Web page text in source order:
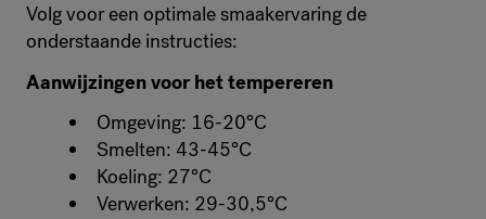
Volg voor een optimale smaakervaring de
onderstaande instructies:
Aanwijzingen voor het tempereren
Omgeving: 16-20°C
Smelten: 43-45°C
Koeling: 27°C
Verwerken: 29-30,5°C